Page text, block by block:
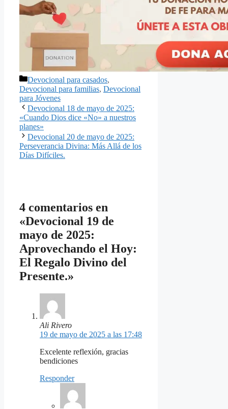
Categorías
Devocional para casados,
Devocional para familias, Devocional
para Jóvenes
Devocional 18 de mayo de 2025:
«Cuando Dios dice «No» a nuestros
planes»
Devocional 20 de mayo de 2025:
Perseverancia Divina: Más Allá de los
Días Difíciles.
4 comentarios en
«Devocional 19 de
mayo de 2025:
Aprovechando el Hoy:
El Regalo Divino del
Presente.»
Ali Rivero
19 de mayo de 2025 a las 17:48
Excelente reflexión, gracias
bendiciones
Responder